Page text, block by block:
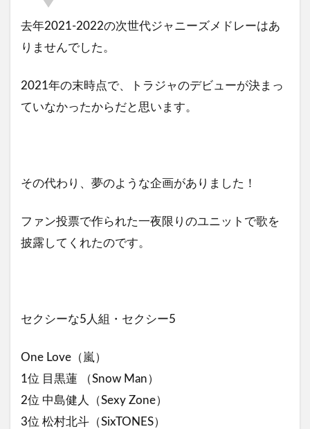
去年2021-2022の次世代ジャニーズメドレーはあ
りませんでした。
2021年の末時点で、トラジャのデビューが決まっ
ていなかったからだと思います。
その代わり、夢のような企画がありました！
ファン投票で作られた一夜限りのユニットで歌を
披露してくれたのです。
セクシーな5人組・セクシー5
One Love（嵐）
1位 目黒蓮 （Snow Man）
2位 中島健人（Sexy Zone）
3位 松村北斗（SixTONES）